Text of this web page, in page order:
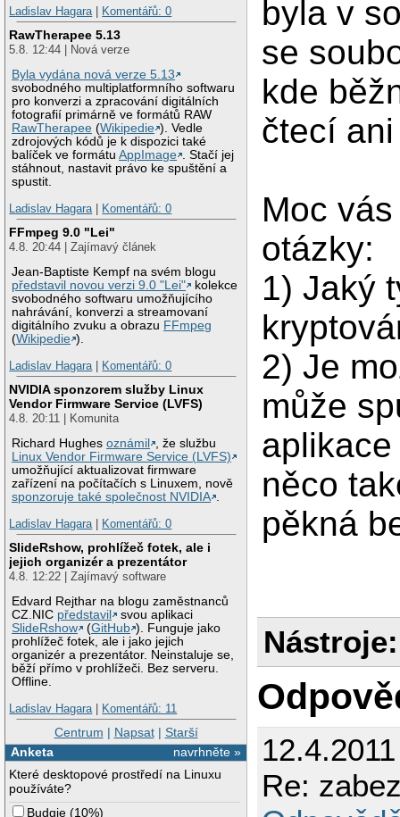
Ladislav Hagara| Komentářů: 0
RawTherapee 5.13
5.8. 12:44 | Nová verze
Byla vydána nová verze 5.13
svobodného multiplatformního softwaru
pro konverzi a zpracování digitálních
fotografií primárně ve formátů RAW
RawTherapee (Wikipedie ). Vedle
zdrojových kódů je k dispozici také
balíček ve formátuAppImage . Stačí jej
stáhnout, nastavit právo ke spuštění a
spustit.
Ladislav Hagara| Komentářů: 0
FFmpeg 9.0 "Lei"
4.8. 20:44 | Zajímavý článek
Jean-Baptiste Kempf na svém blogu
představil novou verzi 9.0 "Lei"
kolekce
svobodného softwaru umožňujícího
nahrávání, konverzi a streamovaní
digitálního zvuku a obrazu FFmpeg
(Wikipedie ).
Ladislav Hagara| Komentářů: 0
NVIDIA sponzorem služby Linux
Vendor Firmware Service (LVFS)
4.8. 20:11 | Komunita
Richard Hughesoznámil
, že službu
Linux Vendor Firmware Service (LVFS)
umožňující aktualizovat firmware
zařízení na počítačích s Linuxem, nově
sponzoruje také společnost NVIDIA .
Ladislav Hagara| Komentářů: 0
SlideRshow, prohlížeč fotek, ale i
jejich organizér a prezentátor
4.8. 12:22 | Zajímavý software
Edvard Rejthar na blogu zaměstnanců
CZ.NIC představil
svou aplikaci
SlideRshow
(GitHub ). Funguje jako
prohlížeč fotek, ale i jako jejich
organizér a prezentátor. Neinstaluje se,
běží přímo v prohlížeči. Bez serveru.
Offline.
Ladislav Hagara| Komentářů: 11
Centrum | Napsat| Starší
navrhněte »
Anketa
Které desktopové prostředí na Linuxu
používáte?
Budgie (10%)
byla v
se
kde
čtecí
Moc
otázky:
1) Jaký
2) Je
může
něco
pěkná
Nástroje:
Re: